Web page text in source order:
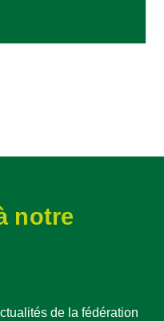
notre
de la fédération